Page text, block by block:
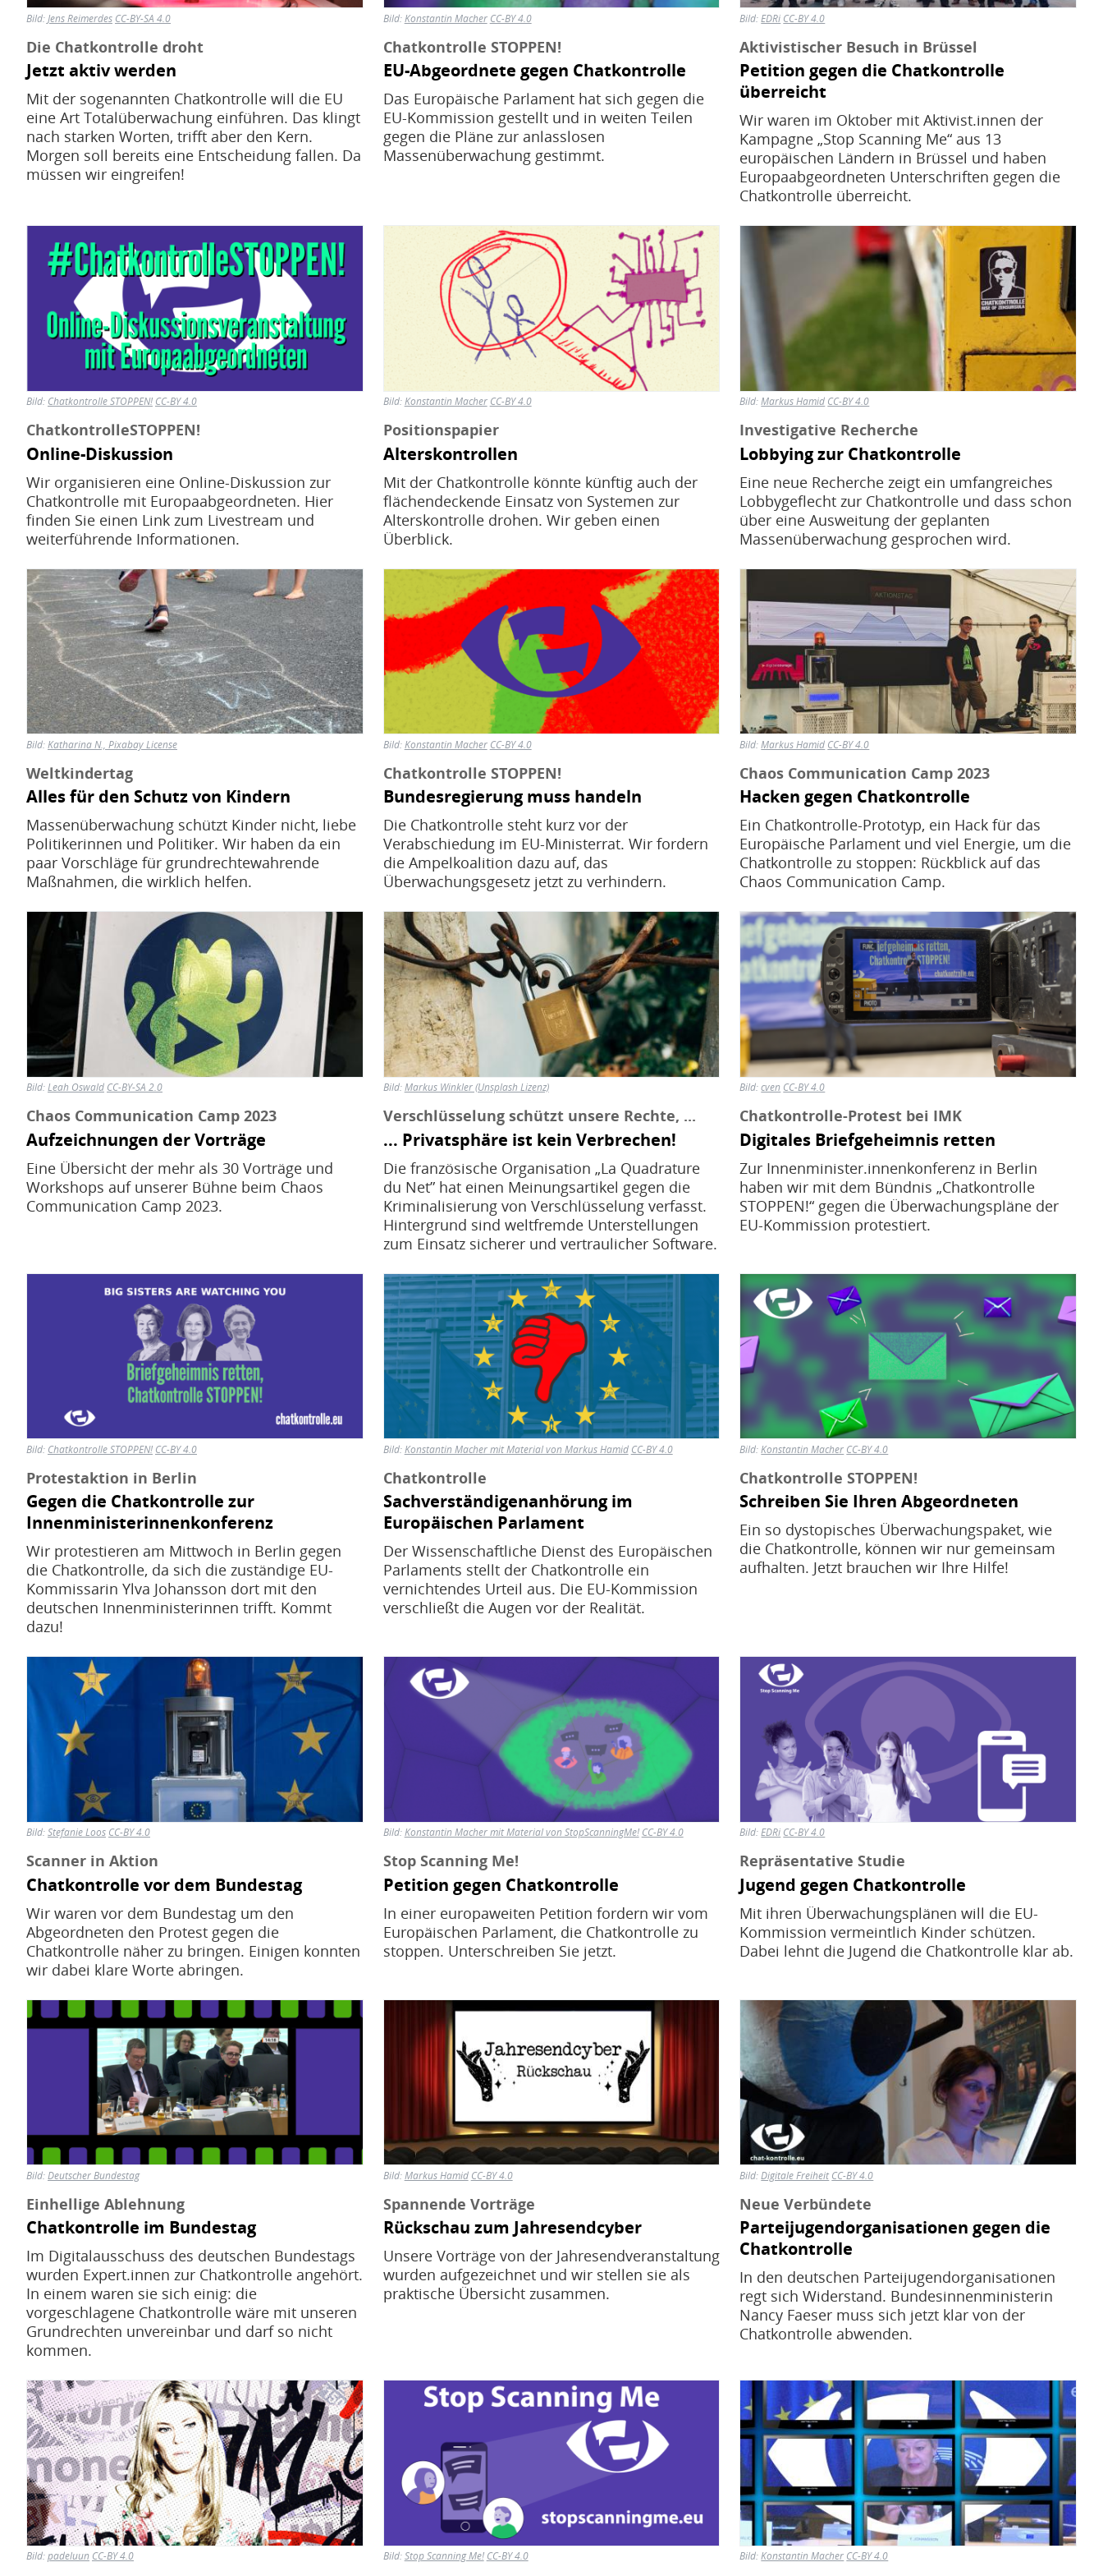
Bild:Jens Reimerdes CC-BY-SA 4.0
Die Chatkontrolle droht
Jetzt aktiv werden
Mit der sogenannten Chatkontrolle will die EU
eine Art Totalüberwachung einführen. Das klingt
nach starken Worten, trifft aber den Kern.
Morgen soll bereits eine Entscheidung fallen. Da
müssen wir eingreifen!
Bild:Konstantin Macher CC-BY 4.0
Chatkontrolle STOPPEN!
EU-Abgeordnete gegen Chatkontrolle
Das Europäische Parlament hat sich gegen die
EU-Kommission gestellt und in weiten Teilen
gegen die Pläne zur anlasslosen
Massenüberwachung gestimmt.
Bild:EDRi CC-BY 4.0
Aktivistischer Besuch in Brüssel
Petition gegen die Chatkontrolle
überreicht
Wir waren im Oktober mit Aktivist.innen der
Kampagne „Stop Scanning Me“ aus 13
europäischen Ländern in Brüssel und haben
Europaabgeordneten Unterschriften gegen die
Chatkontrolle überreicht.
Bild
Bild: Chatkontrolle STOPPEN! CC-BY 4.0
ChatkontrolleSTOPPEN!
Online-Diskussion
Wir organisieren eine Online-Diskussion zur
Chatkontrolle mit Europaabgeordneten. Hier
finden Sie einen Link zum Livestream und
weiterführende Informationen.
Bild
Bild:Konstantin Macher CC-BY 4.0
Positionspapier
Alterskontrollen
Mit der Chatkontrolle könnte künftig auch der
flächendeckende Einsatz von Systemen zur
Alterskontrolle drohen. Wir geben einen
Überblick.
Bild
Bild:Markus Hamid CC-BY 4.0
Investigative Recherche
Lobbying zur Chatkontrolle
Eine neue Recherche zeigt ein umfangreiches
Lobbygeflecht zur Chatkontrolle und dass schon
über eine Ausweitung der geplanten
Massenüberwachung gesprochen wird.
Bild
Bild:Katharina N., Pixabay License
Weltkindertag
Alles für den Schutz von Kindern
Massenüberwachung schützt Kinder nicht, liebe
Politikerinnen und Politiker. Wir haben da ein
paar Vorschläge für grundrechtewahrende
Maßnahmen, die wirklich helfen.
Bild
Bild:Konstantin Macher CC-BY 4.0
Chatkontrolle STOPPEN!
Bundesregierung muss handeln
Die Chatkontrolle steht kurz vor der
Verabschiedung im EU-Ministerrat. Wir fordern
die Ampelkoalition dazu auf, das
Überwachungsgesetz jetzt zu verhindern.
Bild
Bild:Markus Hamid CC-BY 4.0
Chaos Communication Camp 2023
Hacken gegen Chatkontrolle
Ein Chatkontrolle-Prototyp, ein Hack für das
Europäische Parlament und viel Energie, um die
Chatkontrolle zu stoppen: Rückblick auf das
Chaos Communication Camp.
Bild
Bild:Leah Oswald CC-BY-SA 2.0
Chaos Communication Camp 2023
Aufzeichnungen der Vorträge
Eine Übersicht der mehr als 30 Vorträge und
Workshops auf unserer Bühne beim Chaos
Communication Camp 2023.
Bild
Bild:Markus Winkler (Unsplash Lizenz)
Verschlüsselung schützt unsere Rechte, ...
... Privatsphäre ist kein Verbrechen!
Die französische Organisation „La Quadrature
du Net” hat einen Meinungsartikel gegen die
Kriminalisierung von Verschlüsselung verfasst.
Hintergrund sind weltfremde Unterstellungen
zum Einsatz sicherer und vertraulicher Software.
Bild
Bild:cven CC-BY 4.0
Chatkontrolle-Protest bei IMK
Digitales Briefgeheimnis retten
Zur Innenminister.innenkonferenz in Berlin
haben wir mit dem Bündnis „Chatkontrolle
STOPPEN!“ gegen die Überwachungspläne der
EU-Kommission protestiert.
Bild
Bild: Chatkontrolle STOPPEN! CC-BY 4.0
Protestaktion in Berlin
Gegen die Chatkontrolle zur
Innenministerinnenkonferenz
Wir protestieren am Mittwoch in Berlin gegen
die Chatkontrolle, da sich die zuständige EU-
Kommissarin Ylva Johansson dort mit den
deutschen Innenministerinnen trifft. Kommt
dazu!
Bild
Bild:Konstantin Macher mit Material von Markus Hamid CC-BY 4.0
Chatkontrolle
Sachverständigenanhörung im
Europäischen Parlament
Der Wissenschaftliche Dienst des Europäischen
Parlaments stellt der Chatkontrolle ein
vernichtendes Urteil aus. Die EU-Kommission
verschließt die Augen vor der Realität.
Bild
Bild:Konstantin Macher CC-BY 4.0
Chatkontrolle STOPPEN!
Schreiben Sie Ihren Abgeordneten
Ein so dystopisches Überwachungspaket, wie
die Chatkontrolle, können wir nur gemeinsam
aufhalten. Jetzt brauchen wir Ihre Hilfe!
Bild
Bild:Stefanie Loos CC-BY 4.0
Scanner in Aktion
Chatkontrolle vor dem Bundestag
Wir waren vor dem Bundestag um den
Abgeordneten den Protest gegen die
Chatkontrolle näher zu bringen. Einigen konnten
wir dabei klare Worte abringen.
Bild
Bild:Konstantin Macher mit Material von StopScanningMe! CC-BY 4.0
Stop Scanning Me!
Petition gegen Chatkontrolle
In einer europaweiten Petition fordern wir vom
Europäischen Parlament, die Chatkontrolle zu
stoppen. Unterschreiben Sie jetzt.
Bild
Bild:EDRi CC-BY 4.0
Repräsentative Studie
Jugend gegen Chatkontrolle
Mit ihren Überwachungsplänen will die EU-
Kommission vermeintlich Kinder schützen.
Dabei lehnt die Jugend die Chatkontrolle klar ab.
Bild
Bild:Deutscher Bundestag
Einhellige Ablehnung
Chatkontrolle im Bundestag
Im Digitalausschuss des deutschen Bundestags
wurden Expert.innen zur Chatkontrolle angehört.
In einem waren sie sich einig: die
vorgeschlagene Chatkontrolle wäre mit unseren
Grundrechten unvereinbar und darf so nicht
kommen.
Bild
Bild:Markus Hamid CC-BY 4.0
Spannende Vorträge
Rückschau zum Jahresendcyber
Unsere Vorträge von der Jahresendveranstaltung
wurden aufgezeichnet und wir stellen sie als
praktische Übersicht zusammen.
Bild
Bild:Digitale Freiheit CC-BY 4.0
Neue Verbündete
Parteijugendorganisationen gegen die
Chatkontrolle
In den deutschen Parteijugendorganisationen
regt sich Widerstand. Bundesinnenministerin
Nancy Faeser muss sich jetzt klar von der
Chatkontrolle abwenden.
Bild
Bild:padeluun CC-BY 4.0
Bild
Bild:Stop Scanning Me! CC-BY 4.0
Bild
Bild:Konstantin Macher CC-BY 4.0